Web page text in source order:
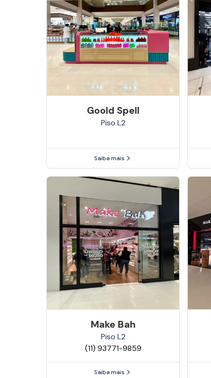
Goold Spell
Piso L2
Saiba mais
Make Bah
Piso L2
(11) 93771-9859
Saiba mais